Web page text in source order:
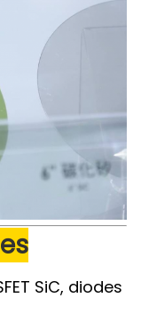
SiC, diodes